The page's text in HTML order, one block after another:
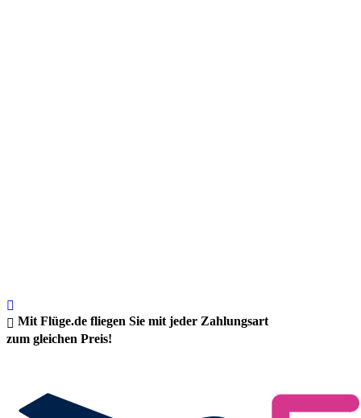
Mit Flüge.de fliegen Sie mit jeder Zahlungsart
zum gleichen Preis!